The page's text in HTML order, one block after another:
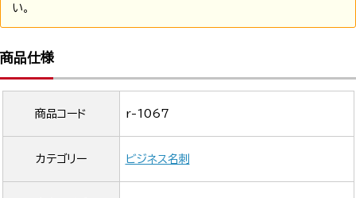
い。
商品仕様
商品コード r-1067
カテゴリー ビジネス名刺